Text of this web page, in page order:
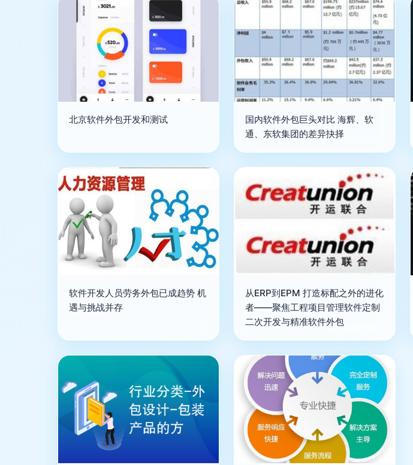
北京软件外包开发和测试
国内软件外包巨头对比 海辉、软
通、东软集团的差异抉择
软件开发人员劳务外包已成趋势 机
遇与挑战并存
从ERP到EPM 打造标配之外的进化
者——聚焦工程项目管理软件定制
二次开发与精准软件外包